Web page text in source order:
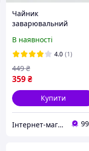
Чайник
заварювальний
колбою для
заварювання "Тіпод"
600 мл Olens 102-139
В наявності
4.0 (1)
359 ₴
449 ₴
Купити
Інтернет-магазин TopPosud